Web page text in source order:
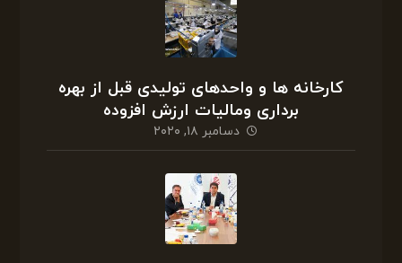
کارخانه ها و واحدهای تولیدی قبل از بهره
برداری ومالیات ارزش افزوده
دسامبر ۱۸, ۲۰۲۰